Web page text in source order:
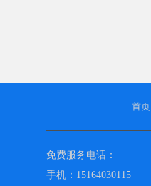
首页
免费服务电话：
手机：15164030115